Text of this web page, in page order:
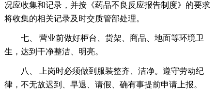
况应收集和记录，并按《药品不良反应报告制度》的要求
将收集的相关记录及时交质管部处理。
七、 营业前做好柜台、货架、商品、地面等环境卫
生，达到干净整洁、明亮。
八、 上岗时必须做到服装整齐、洁净。遵守劳动纪
律，不无故迟到、早退、请假、确有事提前申请上报。